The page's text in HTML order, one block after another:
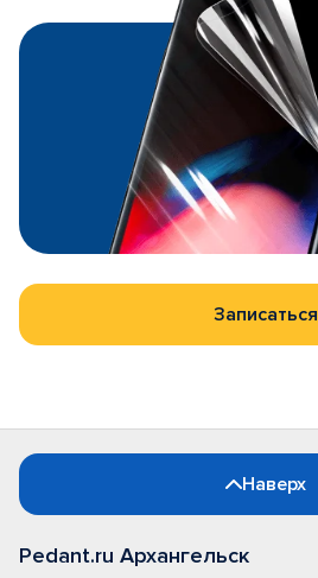
Записаться
Наверх
Pedant.ru Архангельск